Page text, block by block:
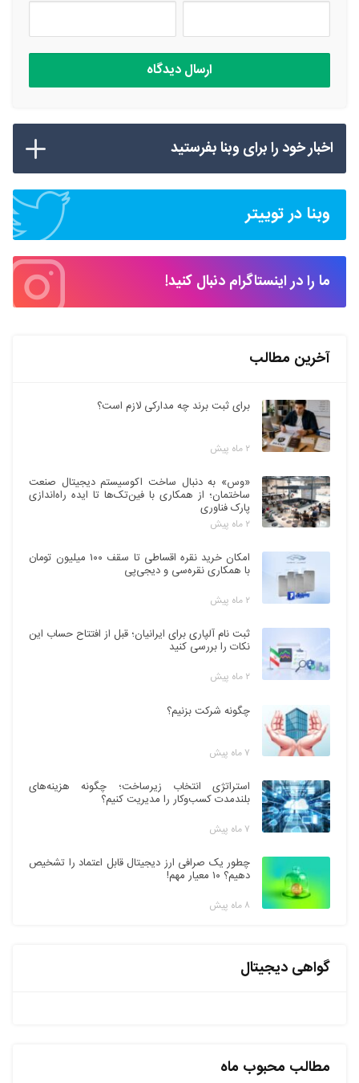
اخبار خود را برای وبنا بفرستید
وبنا در توییتر
ما را در اینستاگرام دنبال کنید!
آخرین مطالب
برای ثبت برند چه مدارکی لازم است؟
۲ ماه پیش
«وس» به دنبال ساخت اکوسیستم دیجیتال صنعت
ساختمان؛ از همکاری با فین‌تک‌ها تا ایده راه‌اندازی
پارک فناوری
۲ ماه پیش
امکان خرید نقره اقساطی تا سقف ۱۰۰ میلیون تومان
با همکاری نقره‌سی و دیجی‌پی
۲ ماه پیش
ثبت نام آلپاری برای ایرانیان؛ قبل از افتتاح حساب این
نکات را بررسی کنید
۲ ماه پیش
چگونه شرکت بزنیم؟
۷ ماه پیش
استراتژی انتخاب زیرساخت؛ چگونه هزینه‌های
بلندمدت کسب‌وکار را مدیریت کنیم؟
۷ ماه پیش
چطور یک صرافی ارز دیجیتال قابل اعتماد را تشخیص
دهیم؟ ۱۰ معیار مهم!
۸ ماه پیش
گواهی دیجیتال
مطالب محبوب ماه